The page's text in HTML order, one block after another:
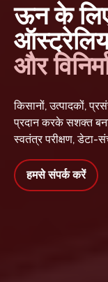
ऊन के
और
किसानों, उत्पादकों,
प्रदान करके सशक्त
स्वतंत्र परीक्षण, डेटा-
हमसे संपर्क करें